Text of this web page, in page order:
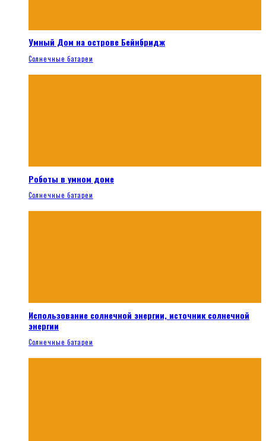
Умный Дом на острове Бейнбридж
Солнечные батареи
Роботы в умном доме
Солнечные батареи
Использование солнечной энергии, источник солнечной
энергии
Солнечные батареи